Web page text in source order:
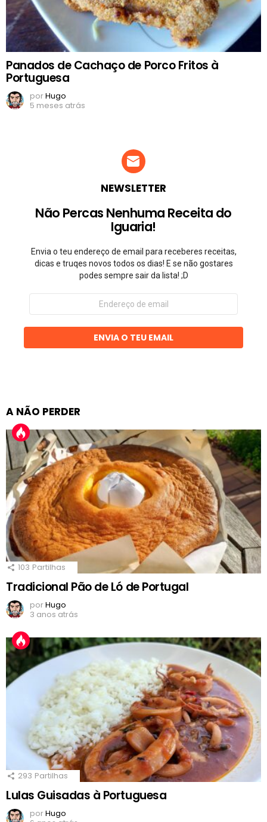
Panados de Cachaço de Porco Fritos à
Portuguesa
porHugo
5 meses atrás
NEWSLETTER
Não Percas Nenhuma Receita do
Iguaria!
Envia o teu endereço de email para receberes receitas,
dicas e truqes novos todos os dias! E se não gostares
podes sempre sair da lista! ;D
Endereço
email
ENVIA O TEU EMAIL
A NÃO PERDER
103 Partilhas
Tradicional Pão de Ló de Portugal
porHugo
3 anos atrás
293 Partilhas
Lulas Guisadas à Portuguesa
porHugo